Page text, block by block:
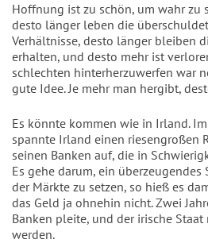
Hoffnung ist zu schön, um wahr zu
desto länger leben die
Verhältnisse, desto länger bleiben
erhalten, und desto mehr ist
schlechten hinterherzuwerfen war
gute Idee. Je mehr man hergibt,
Es könnte kommen wie in Irland.
spannte Irland einen riesengroßen
seinen Banken auf, die in
Es gehe darum, ein
der Märkte zu setzen, so hieß es
das Geld ja ohnehin nicht. Zwei
Banken pleite, und der irische
werden.